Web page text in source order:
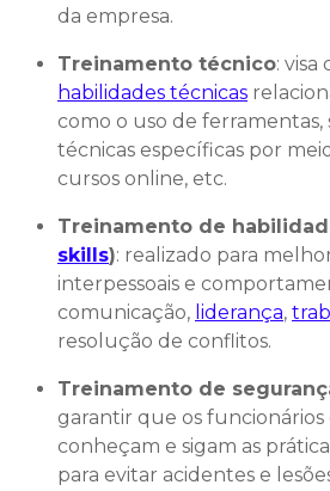
da empresa.
Treinamento técnico: visa
habilidades técnicas
como o uso de ferramentas,
técnicas específicas por
cursos online, etc.
Treinamento de
skills): realizado para
interpessoais e
comunicação, liderança,
resolução de conflitos.
Treinamento de
garantir que os funcionários
conheçam e sigam as
para evitar acidentes e